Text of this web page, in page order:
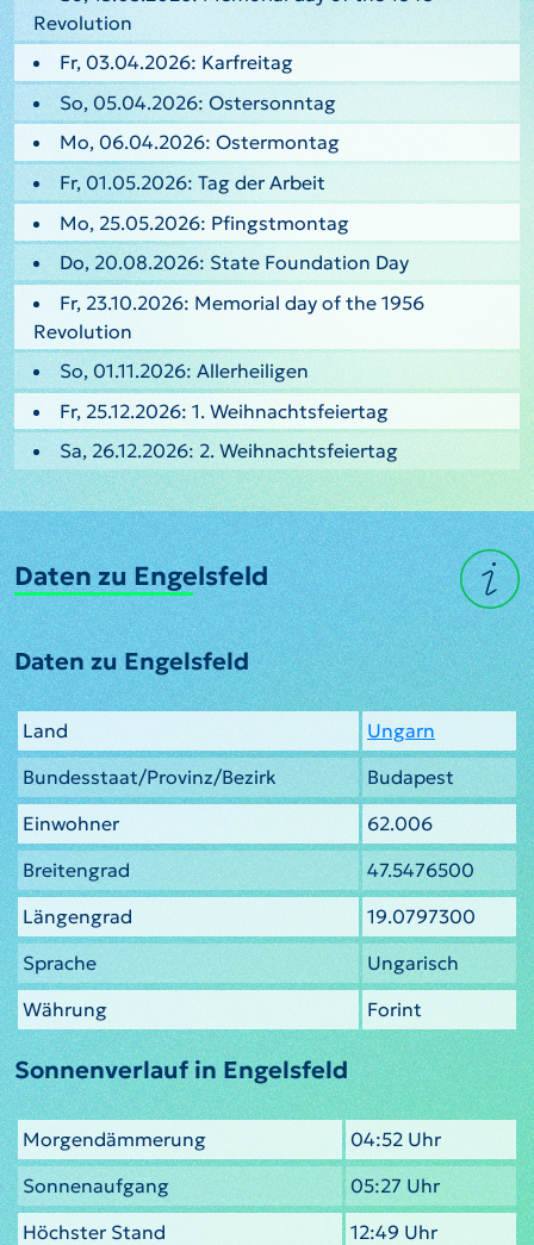
Revolution
Fr, 03.04.2026: Karfreitag
So, 05.04.2026: Ostersonntag
Mo, 06.04.2026: Ostermontag
Fr, 01.05.2026: Tag der Arbeit
Mo, 25.05.2026: Pfingstmontag
Do, 20.08.2026: State Foundation Day
Fr, 23.10.2026: Memorial day of the 1956
Revolution
So, 01.11.2026: Allerheiligen
Fr, 25.12.2026: 1. Weihnachtsfeiertag
Sa, 26.12.2026: 2. Weihnachtsfeiertag
Daten zu Engelsfeld
Daten zu Engelsfeld
Land
Ungarn
Bundesstaat/Provinz/Bezirk
Budapest
Einwohner
62.006
Breitengrad
47.5476500
Längengrad
19.0797300
Sprache
Ungarisch
Währung
Forint
Sonnenverlauf in Engelsfeld
Morgendämmerung
04:52 Uhr
Sonnenaufgang
05:27 Uhr
Höchster Stand
12:49 Uhr